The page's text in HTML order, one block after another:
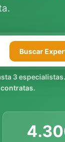
Buscar
3 especialistas.